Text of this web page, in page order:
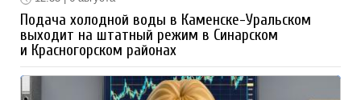
Подача холодной воды в Каменске-Уральском
выходит на штатный режим в Синарском
и Красногорском районах